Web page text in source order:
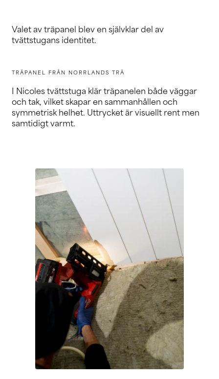
Valet av träpanel blev en självklar del av
tvättstugans identitet.
TRÄPANEL FRÅN NORRLANDS TRÄ
I Nicoles tvättstuga klär träpanelen både väggar
och tak, vilket skapar en sammanhållen och
symmetrisk helhet. Uttrycket är visuellt rent men
samtidigt varmt.